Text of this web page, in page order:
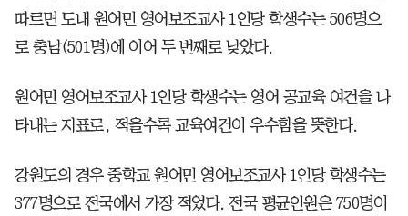
따르면 도내 원어민 영어보조교사 1인당 학생수는 506명으
로 충남(501명)에 이어 두 번째로 낮았다.
원어민 영어보조교사 1인당 학생수는 영어 공교육 여건을 나
타내는 지표로, 적을수록 교육여건이 우수함을 뜻한다.
강원도의 경우 중학교 원어민 영어보조교사 1인당 학생수는
377명으로 전국에서 가장 적었다. 전국 평균인원은 750명이